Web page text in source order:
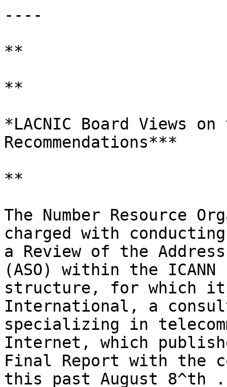
----
**
**
*LACNIC Board Views on
Recommendations***
**
The Number Resource
charged with
a Review of the
(ASO) within the ICANN
structure, for which it
International, a
specializing in
Internet, which
Final Report with the
this past August 8^th .